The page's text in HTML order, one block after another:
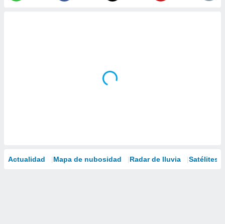
Actualidad Mapa de nubosidad Radar de lluvia Satélites